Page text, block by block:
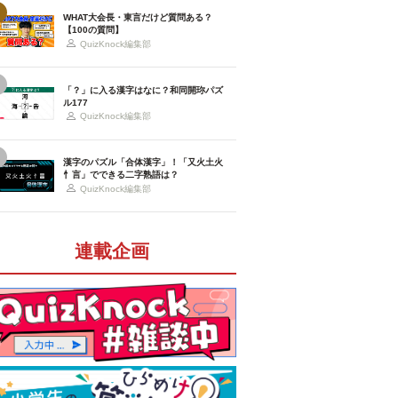
WHAT大会長・東言だけど質問ある？
【100の質問】
QuizKnock編集部
「？」に入る漢字はなに？和同開珎パズ
ル177
QuizKnock編集部
漢字のパズル「合体漢字」！「又火土火
忄言」でできる二字熟語は？
QuizKnock編集部
連載企画